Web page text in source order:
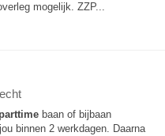
mogelijk. ZZP...
parttime baan of bijbaan
binnen 2 werkdagen. Daarna